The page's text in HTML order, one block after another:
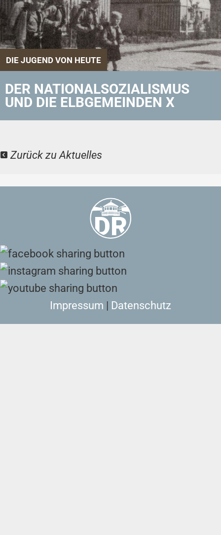
DIE JUGEND VON HEUTE
DER NATIONALSOZIALISMUS
UND DIE ELBGEMEINDEN X
Zurück zu Aktuelles
Impressum Datenschutz